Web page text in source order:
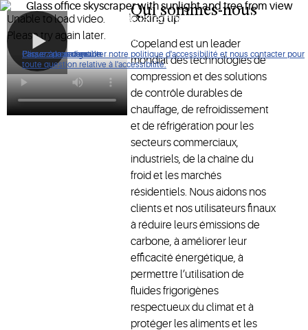
Cliquez pour consulter notre politique d'accessibilité et nous contacter pour
toute question relative à l'accessibilité.
Passer à la navigation
Passer au contenu
Passer à la recherche
Nous façonnons l’avenir de la technologie de chauffage, de
refroidissement et de réfrigération
Unable to load video.
Please try again later.
Qui sommes-nous
Copeland est un leader
mondial des technologies de
compression et des solutions
de contrôle durables de
chauffage, de refroidissement
et de réfrigération pour les
secteurs commerciaux,
industriels, de la chaîne du
froid et les marchés
résidentiels. Nous aidons nos
clients et nos utilisateurs finaux
à réduire leurs émissions de
carbone, à améliorer leur
efficacité énergétique, à
permettre l’utilisation de
fluides frigorigènes
respectueux du climat et à
protéger les aliments et les